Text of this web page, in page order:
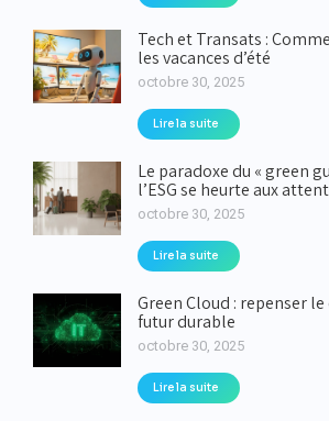
Tech et Transats :
les vacances d’été
octobre 30, 2025
Lire la suite
Le paradoxe du « green
l’ESG se heurte aux
octobre 30, 2025
Lire la suite
Green Cloud : repenser
futur durable
octobre 30, 2025
Lire la suite